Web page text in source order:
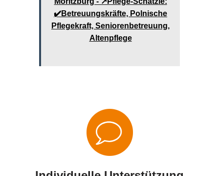
✔️Betreuungskräfte, Polnische
Pflegekraft, Seniorenbetreuung,
Altenpflege